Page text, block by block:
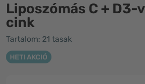
Liposzómás C + D3-
cink
Tartalom: 21 tasak
HETI AKCIÓ